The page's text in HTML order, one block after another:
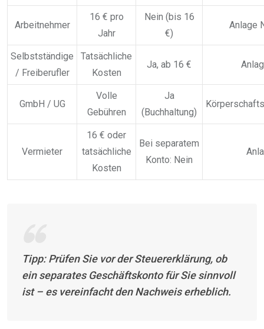
Arbeitnehmer
16 € pro
Jahr
Nein (bis 16
€)
Anlage
Selbstständige
/ Freiberufler
Tatsächliche
Kosten
Ja, ab 16 €
GmbH / UG
Volle
Gebühren
Ja
(Buchhaltung)
Vermieter
16 € oder
tatsächliche
Kosten
Bei separatem
Konto: Nein
Tipp: Prüfen Sie vor der Steuererklärung, ob
ein separates Geschäftskonto für Sie sinnvoll
ist – es vereinfacht den Nachweis erheblich.